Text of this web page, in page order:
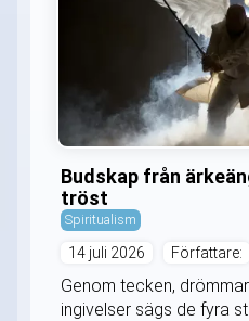
Budskap från
tröst
Spiritualism
14 juli 2026 Författare:
Genom tecken,
ingivelser sägs de fyra